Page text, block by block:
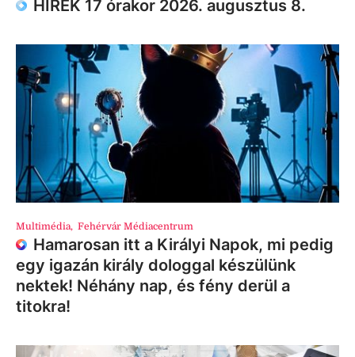
HÍREK 17 órakor 2026. augusztus 8.
Multimédia, Fehérvár Médiacentrum
Hamarosan itt a Királyi Napok, mi pedig
egy igazán király dologgal készülünk
nektek! Néhány nap, és fény derül a
titokra!